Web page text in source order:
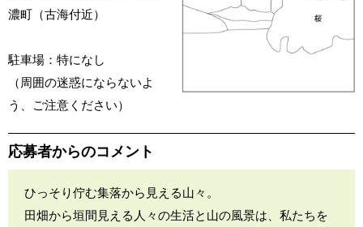
濃町（古海付近）
駐車場：特になし
（周囲の迷惑にならないよ
う、ご注意ください）
応募者からのコメント
ひっそり佇む集落から見える山々。
田畑から垣間見える人々の生活と山の風景は、私たちを